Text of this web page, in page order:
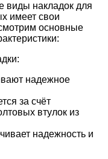
виды накладок для
имеет свои
основные
надежное
за счёт
втулок из
надежность и